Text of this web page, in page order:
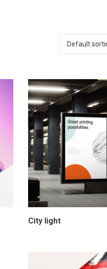
City light